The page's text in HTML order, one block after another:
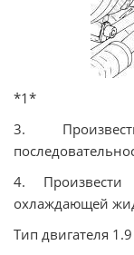
*1*
3.
4. Произвести
охлаждающей
Тип двигателя